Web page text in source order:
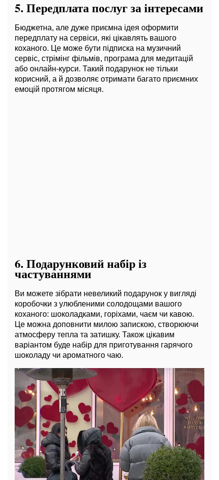
5. Передплата послуг за інтересами
Бюджетна, але дуже приємна ідея оформити
передплату на сервіси, які цікавлять вашого
коханого. Це може бути підписка на музичний
сервіс, стрімінг фільмів, програма для медитацій
або онлайн-курси. Такий подарунок не тільки
корисний, а й дозволяє отримати багато приємних
емоцій протягом місяця.
6. Подарунковий набір із
частуваннями
Ви можете зібрати невеликий подарунок у вигляді
коробочки з улюбленими солодощами вашого
коханого: шоколадками, горіхами, чаєм чи кавою.
Це можна доповнити милою запискою, створюючи
атмосферу тепла та затишку. Також цікавим
варіантом буде набір для приготування гарячого
шоколаду чи ароматного чаю.